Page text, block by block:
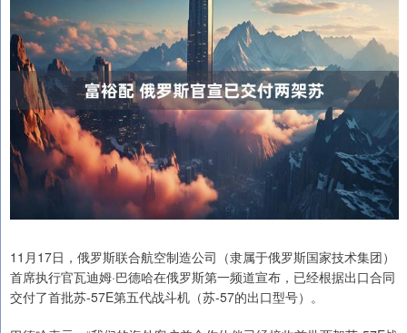
11月17日，俄罗斯联合航空制造公司（隶属于俄罗斯国家技术集团）
首席执行官瓦迪姆·巴德哈在俄罗斯第一频道宣布，已经根据出口合同
交付了首批苏-57E第五代战斗机（苏-57的出口型号）。